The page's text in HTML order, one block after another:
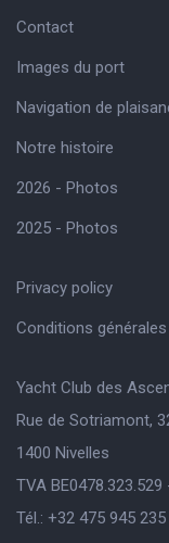
Contact
Images du port
Navigation de
Notre histoire
2026 - Photos
2025 - Photos
Privacy policy
Conditions générales
Yacht Club des
Rue de Sotriamont,
1400 Nivelles
TVA BE0478.323.529
Tél.: +32 475 945 235